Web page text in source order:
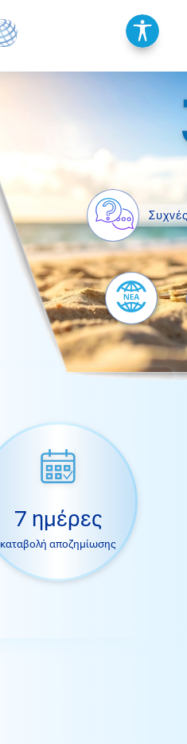
7 ημέρες
καταβολή αποζημίωσης